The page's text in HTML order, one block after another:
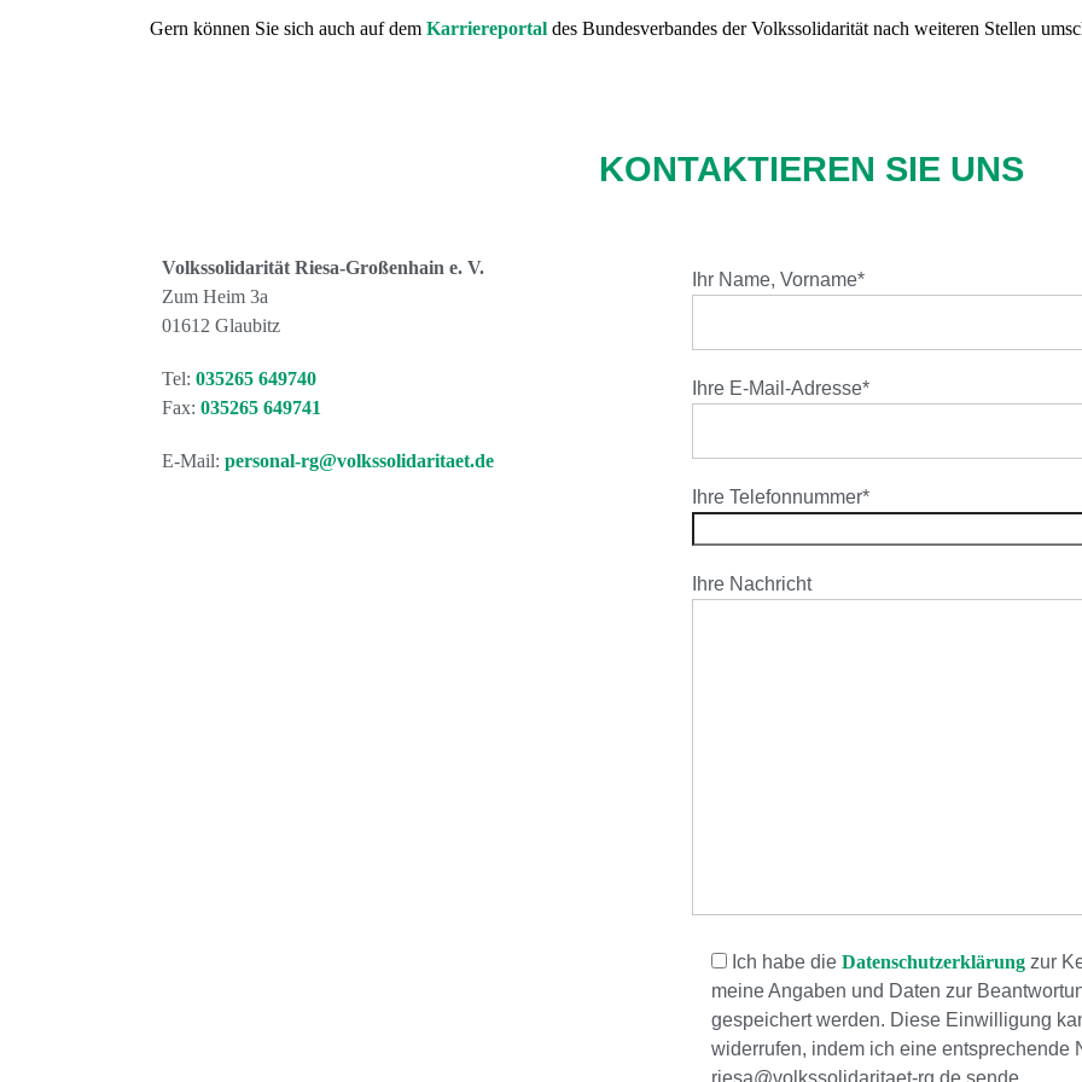
Gern können Sie sich auch auf dem Karriereportal des Bundesverbandes der Volkssolidarität nach weiteren Stellen
KONTAKTIEREN SIE UNS
Volkssolidarität Riesa-Großenhain e. V.
Zum Heim 3a
01612 Glaubitz
Tel: 035265 649740
Fax: 035265 649741
E-Mail: personal-rg@volkssolidaritaet.de
Ihr Name, Vorname*
Ihre E-Mail-Adresse*
Ihre Telefonnummer*
Ihre Nachricht
Ich habe dieDatenschutzerklärung zur
meine Angaben und Daten zur
gespeichert werden. Diese Einwilligung
widerrufen, indem ich eine entsprechende
riesa@volkssolidaritaet-rg.de sende.